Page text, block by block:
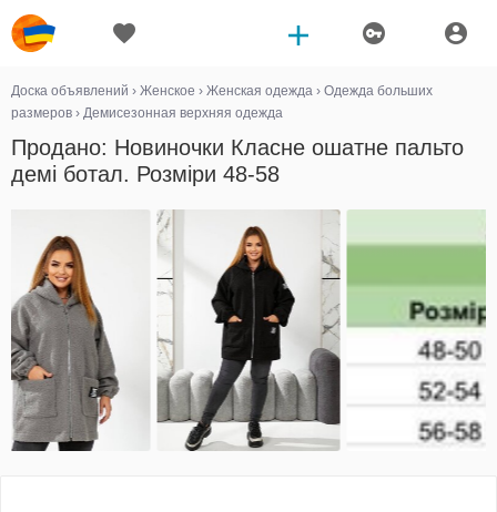
Доска объявлений › Женское › Женская одежда › Одежда больших
размеров › Демисезонная верхняя одежда
Продано: Новиночки Класне ошатне пальто
демі ботал. Розміри 48-58